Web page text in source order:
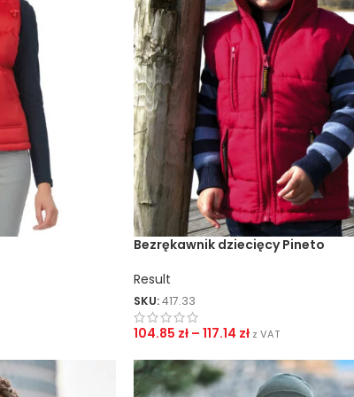
Bezrękawnik dziecięcy Pineto
Result
SKU:417.33
104.85 zł – 117.14 zł z VAT